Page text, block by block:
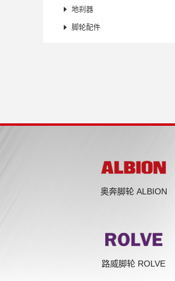
 地刹器
 脚轮配件
奥奔脚轮 ALBION
路威脚轮 ROLVE